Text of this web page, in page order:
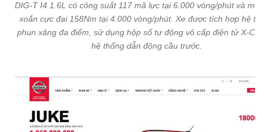
DIG-T I4 1.6L có công suất 117 mã lực tại 6.000 vòng/phút và
xoắn cực đại 158Nm tại 4.000 vòng/phút. Xe được tích hợp hệ
phun xăng đa điểm, sử dụng hộp số tự động vô cấp điện tử X-
hệ thống dẫn động cầu trước.